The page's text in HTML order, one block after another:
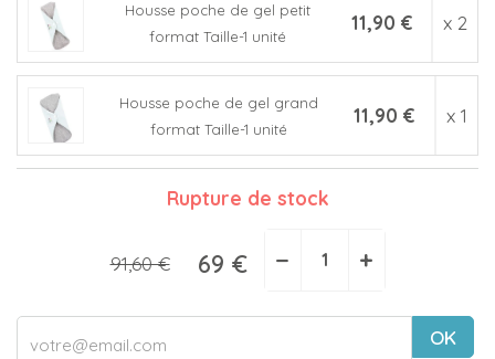
Housse poche de gel petit
format Taille-1 unité
11,90 € x 2
Housse poche de gel grand
format Taille-1 unité
11,90 € x 1
Rupture de stock
91,60 € 69 € − +
OK